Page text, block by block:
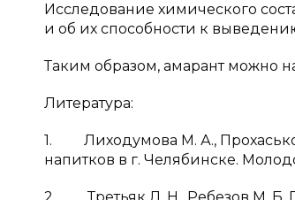
Исследование химического
и об их способности к
Таким образом, амарант можно
Литература:
1. Лиходумова М. А., Прохасько
напитков в г. Челябинске.